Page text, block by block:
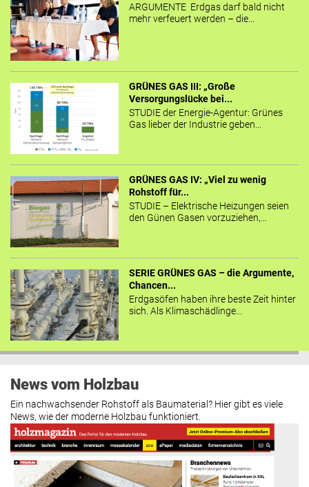
ARGUMENTE Erdgas darf bald nicht
mehr verfeuert werden – die...
GRÜNES GAS III: „Große
Versorgungslücke bei...
STUDIE der Energie-Agentur: Grünes
Gas lieber der Industrie geben...
GRÜNES GAS IV: „Viel zu wenig
Rohstoff für...
STUDIE – Elektrische Heizungen seien
den Günen Gasen vorzuziehen,...
SERIE GRÜNES GAS – die Argumente,
Chancen...
Erdgasöfen haben ihre beste Zeit hinter
sich. Als Klimaschädlinge...
News vom Holzbau
Ein nachwachsender Rohstoff als Baumaterial? Hier gibt es viele
News, wie der moderne Holzbau funktioniert.